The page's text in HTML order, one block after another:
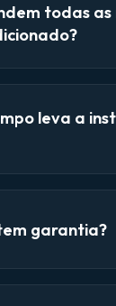
todas as
leva a
garantia?